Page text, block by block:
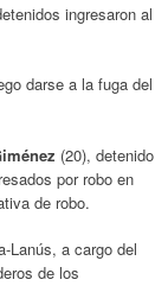
ingresaron al
darse a la fuga del
(20), detenido
por robo en
de robo.
Lanús, a cargo del
de los